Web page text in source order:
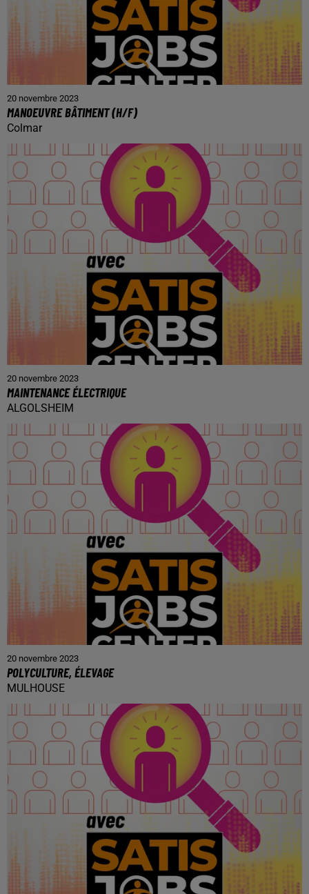
20 novembre 2023
MANOEUVRE BÂTIMENT (H/F)
Colmar
20 novembre 2023
MAINTENANCE ÉLECTRIQUE
ALGOLSHEIM
20 novembre 2023
POLYCULTURE, ÉLEVAGE
MULHOUSE